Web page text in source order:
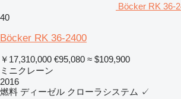
Böcker RK 36-
40
Böcker RK 36-2400
￥17,310,000 €95,080 ≈ $109,900
ミニクレーン
2016
燃料 ディーゼル クローラシステム ✓